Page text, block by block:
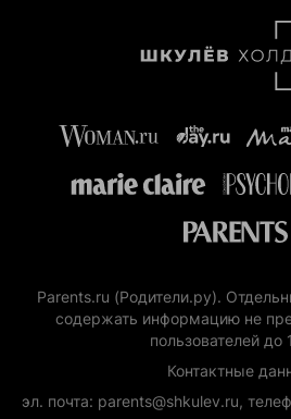
Parents.ru (Родители.ру).
содержать информацию не
пользователей до
Контактные
эл. почта: parents@shkulev.ru,